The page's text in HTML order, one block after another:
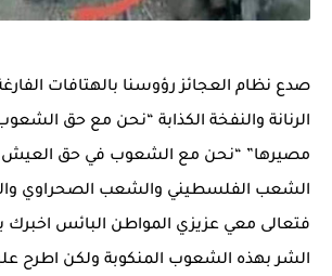
صدع نظام العجائز رؤوسنا بالهتافات
الرنانة والنفخة الكذابة “نحن مع حق
مصيرها” “نحن مع الشعوب في حق العيش
الشعب الفلسطيني والشعب الصحراوي
فتعالى معي عزيزي المواطن البائس اخبرك
الشر بهذه الشعوب المنكوبة ولكن اطرح